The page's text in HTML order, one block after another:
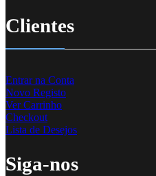
Clientes
Entrar na Conta
Novo Registo
Ver Carrinho
Checkout
Lista de Desejos
Siga-nos